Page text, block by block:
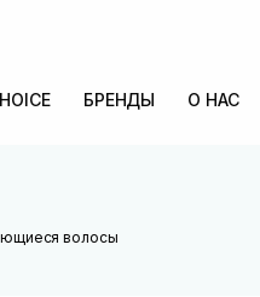
БРЕНДЫ О НАС
волосы